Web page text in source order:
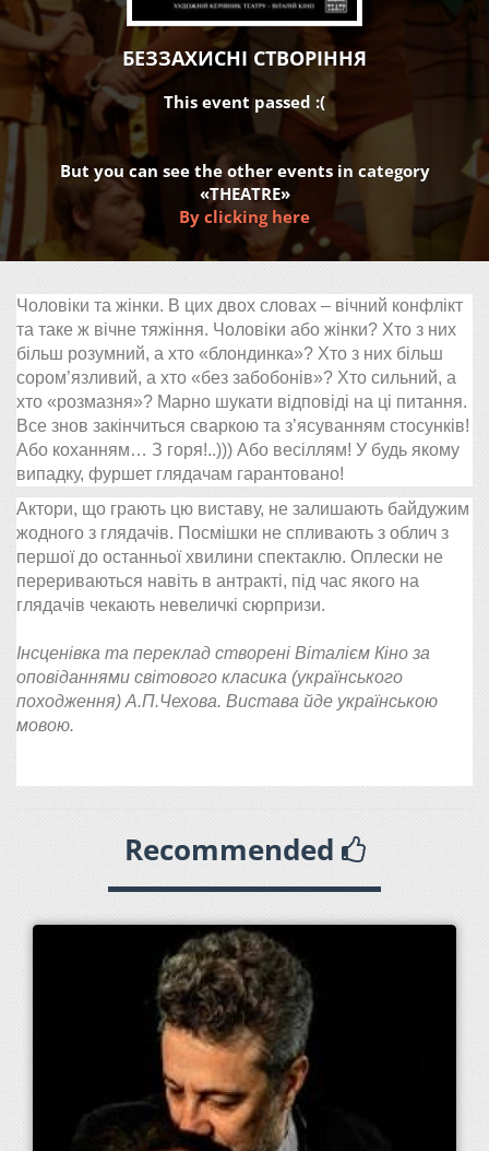
БЕЗЗАХИСНІ СТВОРІННЯ
This event passed :(
But you can see the other events in category
«THEATRE»
By clicking here
Чоловіки та жінки. В цих двох словах – вічний конфлікт
та таке ж вічне тяжіння. Чоловіки або жінки? Хто з них
більш розумний, а хто «блондинка»? Хто з них більш
сором’язливий, а хто «без забобонів»? Хто сильний, а
хто «розмазня»? Марно шукати відповіді на ці питання.
Все знов закінчиться сваркою та з’ясуванням стосунків!
Або коханням… З горя!..))) Або весіллям! У будь якому
випадку, фуршет глядачам гарантовано!
Актори, що грають цю виставу, не залишають байдужим
жодного з глядачів. Посмішки не спливають з облич з
першої до останньої хвилини спектаклю. Оплески не
перериваються навіть в антракті, під час якого на
глядачів чекають невеличкі сюрпризи.
Інсценівка та переклад створені Віталієм Кіно за
оповіданнями світового класика (українського
походження) А.П.Чехова. Вистава йде українською
мовою.
Recommended